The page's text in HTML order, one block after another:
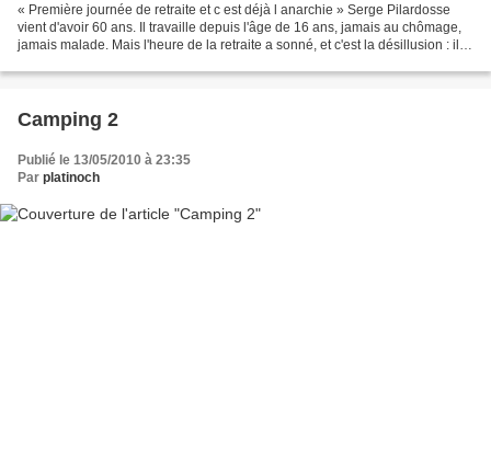
« Première journée de retraite et c est déjà l anarchie » Serge Pilardosse
vient d'avoir 60 ans. Il travaille depuis l'âge de 16 ans, jamais au chômage,
jamais malade. Mais l'heure de la retraite a sonné, et c'est la désillusion : il
Camping 2
Publié le 13/05/2010 à 23:35
Par platinoch